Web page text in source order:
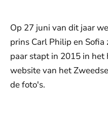
Op 27 juni van dit jaar
prins Carl Philip en
paar stapt in 2015 in
website van het
de foto's.